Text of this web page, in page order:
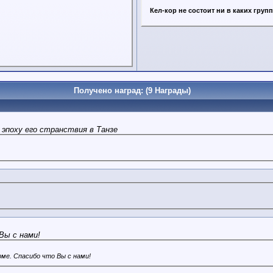
Кел-кор не состоит ни в каких
Получено наград: (9 Награды)
его странствия в Танзе
с нами!
Спасибо что Вы с нами!